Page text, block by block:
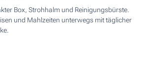
Box, Strohhalm und Reinigungsbürste.
und Mahlzeiten unterwegs mit täglicher